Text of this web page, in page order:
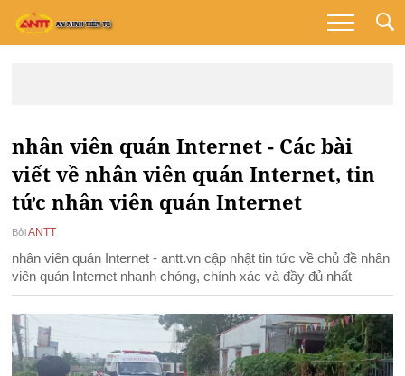
nhân viên quán Internet - Các bài
viết về nhân viên quán Internet, tin
tức nhân viên quán Internet
Bởi ANTT
nhân viên quán Internet - antt.vn cập nhật tin tức về chủ đề nhân
viên quán Internet nhanh chóng, chính xác và đầy đủ nhất